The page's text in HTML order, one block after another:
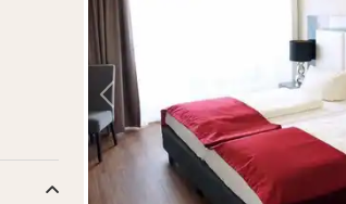
Vorheriges Bild